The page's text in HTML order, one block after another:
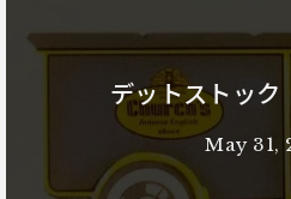
デットストッ
May 31,